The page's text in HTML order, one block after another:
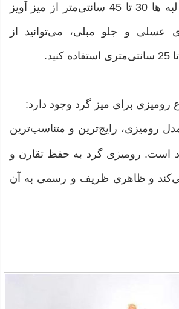
میزهای غذاخوری، لبه ها 30 تا 45 سانتی‌متر از میز آویز
عسلی و جلو مبلی، می‌توانید از
رومیزی برای میز گرد وجود دارد:
رومیزی، رایج‌ترین و متناسب‌ترین
است. رومیزی گرد به حفظ تقارن و
و ظاهری ظریف و رسمی به آن